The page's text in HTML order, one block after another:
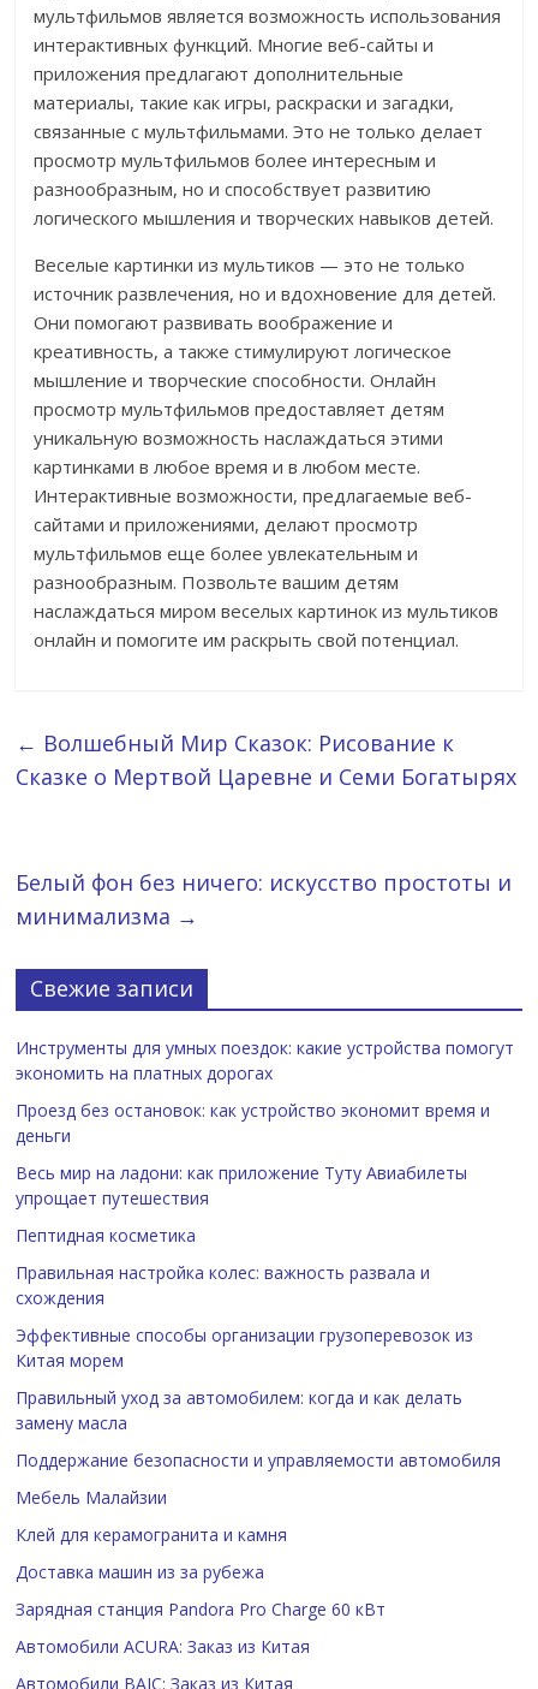
мультфильмов является возможность использования
интерактивных функций. Многие веб-сайты и
приложения предлагают дополнительные
материалы, такие как игры, раскраски и загадки,
связанные с мультфильмами. Это не только делает
просмотр мультфильмов более интересным и
разнообразным, но и способствует развитию
логического мышления и творческих навыков детей.
Веселые картинки из мультиков — это не только
источник развлечения, но и вдохновение для детей.
Они помогают развивать воображение и
креативность, а также стимулируют логическое
мышление и творческие способности. Онлайн
просмотр мультфильмов предоставляет детям
уникальную возможность наслаждаться этими
картинками в любое время и в любом месте.
Интерактивные возможности, предлагаемые веб-
сайтами и приложениями, делают просмотр
мультфильмов еще более увлекательным и
разнообразным. Позвольте вашим детям
наслаждаться миром веселых картинок из мультиков
онлайн и помогите им раскрыть свой потенциал.
← Волшебный Мир Сказок: Рисование к
Сказке о Мертвой Царевне и Семи Богатырях
Белый фон без ничего: искусство простоты и
минимализма →
Свежие записи
Инструменты для умных поездок: какие устройства помогут
экономить на платных дорогах
Проезд без остановок: как устройство экономит время и
деньги
Весь мир на ладони: как приложение Туту Авиабилеты
упрощает путешествия
Пептидная косметика
Правильная настройка колес: важность развала и
схождения
Эффективные способы организации грузоперевозок из
Китая морем
Правильный уход за автомобилем: когда и как делать
замену масла
Поддержание безопасности и управляемости автомобиля
Мебель Малайзии
Клей для керамогранита и камня
Доставка машин из за рубежа
Зарядная станция Pandora Pro Charge 60 кВт
Автомобили ACURA: Заказ из Китая
Автомобили BAIC: Заказ из Китая